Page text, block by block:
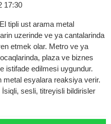
17:30
tipli ust arama metal
uzerinde ve ya cantalarinda
etmek olar. Metro ve ya
plaza ve biznes
istifade edilmesi uygundur.
esyalara reaksiya verir.
sesli, titreyisli bildirisler